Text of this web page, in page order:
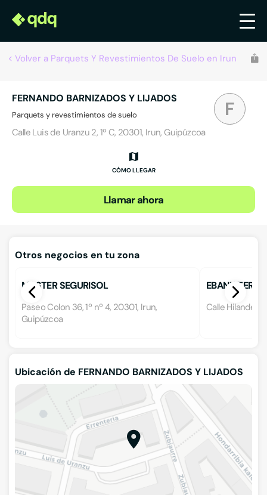
Volver a Parquets Y Revestimientos De Suelo en Irun
F
FERNANDO BARNIZADOS Y LIJADOS
Parquets y revestimientos de suelo
Calle Luis de Uranzu 2, 1º C, 20301, Irun, Guipúzcoa
CÓMO LLEGAR
Llamar ahora
Otros negocios en tu zona
MASTER SEGURISOL
Paseo Colon 36, 1º nº 4, 20301, Irun,
Guipúzcoa
EBANISTERÍA
Calle
Ubicación de FERNANDO BARNIZADOS Y LIJADOS